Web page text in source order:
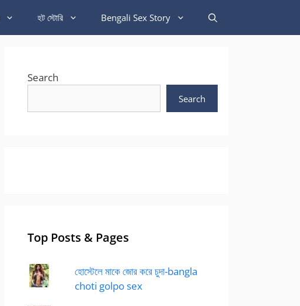
হট স্টোরি Bengali Sex Story
Search
Search
Top Posts & Pages
হোস্টেলে মাকে জোর করে চুদা-bangla
choti golpo sex